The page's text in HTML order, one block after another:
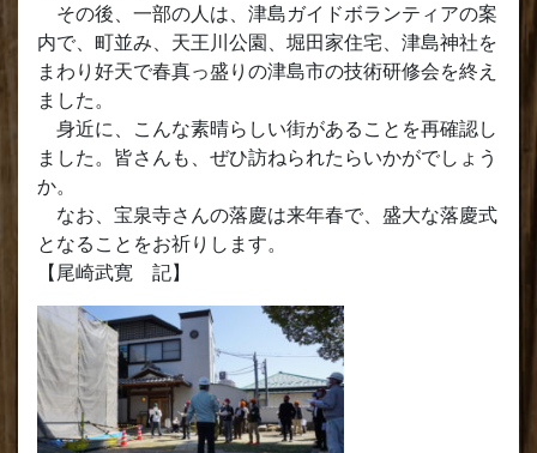
その後、一部の人は、津島ガイドボランティアの案
内で、町並み、天王川公園、堀田家住宅、津島神社を
まわり好天で春真っ盛りの津島市の技術研修会を終え
ました。
身近に、こんな素晴らしい街があることを再確認し
ました。皆さんも、ぜひ訪ねられたらいかがでしょう
か。
なお、宝泉寺さんの落慶は来年春で、盛大な落慶式
となることをお祈りします。
【尾崎武寛 記】